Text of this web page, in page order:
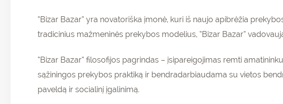
“Bizar Bazar” yra novatoriška įmonė, kuri iš naujo apibrėžia
tradicinius mažmeninės prekybos modelius, “Bizar Bazar”
“Bizar Bazar” filosofijos pagrindas – įsipareigojimas remti
sąžiningos prekybos praktiką ir bendradarbiaudama su vietos
paveldą ir socialinį įgalinimą.